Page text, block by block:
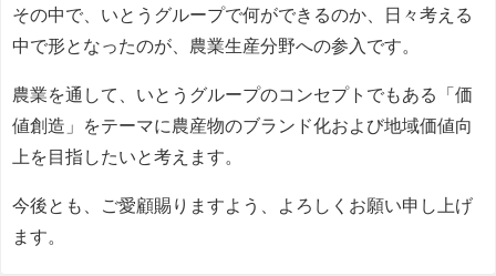
その中で、いとうグループで何ができるのか、日々考える
中で形となったのが、農業生産分野への参入です。
農業を通して、いとうグループのコンセプトでもある「価
値創造」をテーマに農産物のブランド化および地域価値向
上を目指したいと考えます。
今後とも、ご愛顧賜りますよう、よろしくお願い申し上げ
ます。